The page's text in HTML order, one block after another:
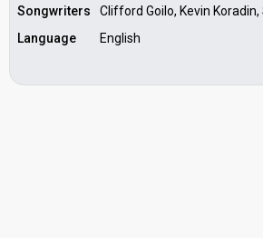
Songwriters
Clifford Goilo, Kevin Koradin,
Language
English